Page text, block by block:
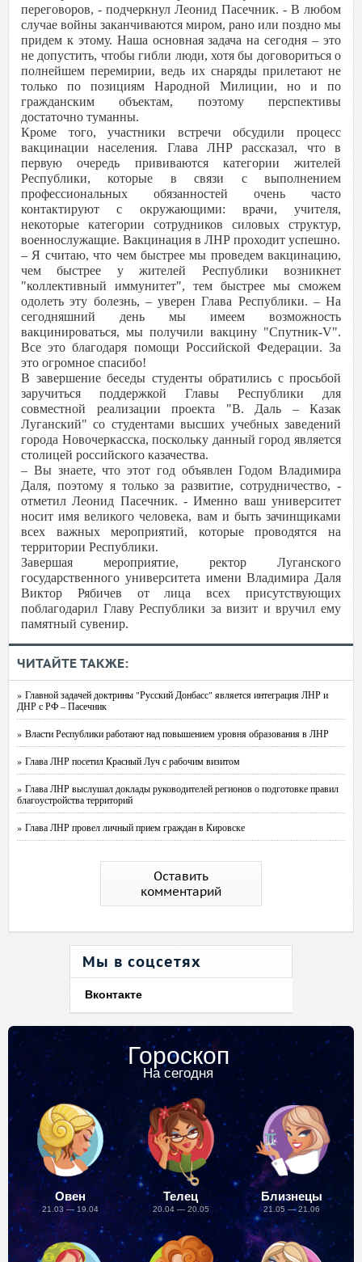
переговоров, - подчеркнул Леонид Пасечник. - В любом
случае войны заканчиваются миром, рано или поздно мы
придем к этому. Наша основная задача на сегодня – это
не допустить, чтобы гибли люди, хотя бы договориться о
полнейшем перемирии, ведь их снаряды прилетают не
только по позициям Народной Милиции, но и по
гражданским объектам, поэтому перспективы
достаточно туманны.
Кроме того, участники встречи обсудили процесс
вакцинации населения. Глава ЛНР рассказал, что в
первую очередь прививаются категории жителей
Республики, которые в связи с выполнением
профессиональных обязанностей очень часто
контактируют с окружающими: врачи, учителя,
некоторые категории сотрудников силовых структур,
военнослужащие. Вакцинация в ЛНР проходит успешно.
– Я считаю, что чем быстрее мы проведем вакцинацию,
чем быстрее у жителей Республики возникнет
"коллективный иммунитет", тем быстрее мы сможем
одолеть эту болезнь, – уверен Глава Республики. – На
сегодняшний день мы имеем возможность
вакцинироваться, мы получили вакцину "Спутник-V".
Все это благодаря помощи Российской Федерации. За
это огромное спасибо!
В завершение беседы студенты обратились с просьбой
заручиться поддержкой Главы Республики для
совместной реализации проекта "В. Даль – Казак
Луганский" со студентами высших учебных заведений
города Новочеркасска, поскольку данный город является
столицей российского казачества.
– Вы знаете, что этот год объявлен Годом Владимира
Даля, поэтому я только за развитие, сотрудничество, -
отметил Леонид Пасечник. - Именно ваш университет
носит имя великого человека, вам и быть зачинщиками
всех важных мероприятий, которые проводятся на
территории Республики.
Завершая мероприятие, ректор Луганского
государственного университета имени Владимира Даля
Виктор Рябичев от лица всех присутствующих
поблагодарил Главу Республики за визит и вручил ему
памятный сувенир.
ЧИТАЙТЕ ТАКЖЕ:
» Главной задачей доктрины "Русский Донбасс" является интеграция ЛНР и
ДНР с РФ – Пасечник
» Власти Республики работают над повышением уровня образования в ЛНР
» Глава ЛНР посетил Красный Луч с рабочим визитом
» Глава ЛНР выслушал доклады руководителей регионов о подготовке правил
благоустройства территорий
» Глава ЛНР провел личный прием граждан в Кировске
Оставить
комментарий
Мы в соцсетях
Вконтакте
Гороскоп
На сегодня
Овен
21.03 — 19.04
Телец
20.04 — 20.05
Близнецы
21.05 — 21.06